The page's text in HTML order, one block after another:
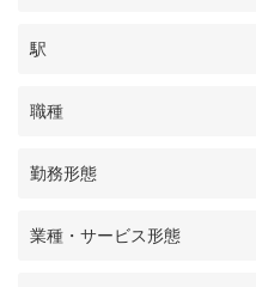
駅
職種
勤務形態
業種・サービス形態